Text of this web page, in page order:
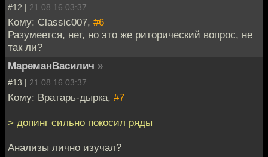
#12 | 21.08.16 03:37
Кому: Classic007, #6
Разумеется, нет, но это же риторический вопрос, не
так ли?
МареманВасилич »
#13 | 21.08.16 03:37
Кому: Вратарь-дырка, #7
> допинг сильно покосил ряды
Анализы лично изучал?